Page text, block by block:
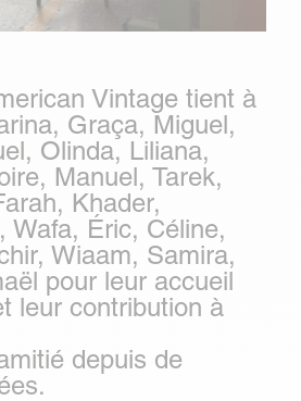
Vintage tient à
Graça, Miguel,
Olinda, Liliana,
Manuel, Tarek,
Khader,
Wafa, Éric, Céline,
Wiaam, Samira,
pour leur accueil
leur contribution à
depuis de